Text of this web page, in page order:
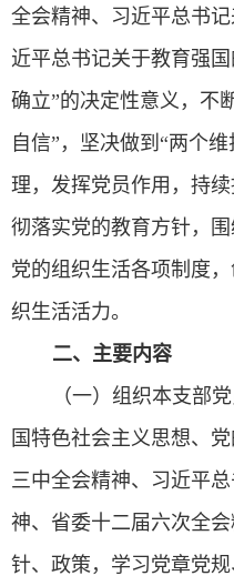
全会精神、习近平总书
近平总书记关于教育强
确立”的决定性意义，不
自信”，坚决做到“两个
理，发挥党员作用，持
彻落实党的教育方针，
党的组织生活各项制度
织生活活力。
二、主要内容
（一）组织本支部
国特色社会主义思想、
三中全会精神、习近平
神、省委十二届六次全
针、政策，学习党章党规